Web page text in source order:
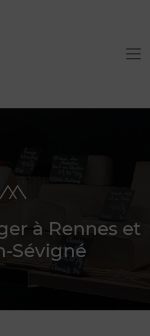
à Rennes et
Sévigné